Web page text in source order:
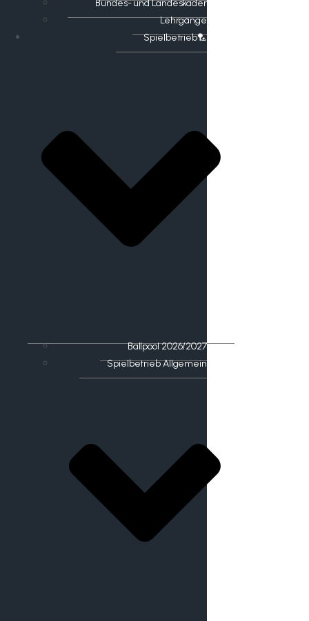
Bundes- und Landeskader
Lehrgänge
Spielbetrieb🏸
Ballpool 2026/2027
Spielbetrieb Allgemein